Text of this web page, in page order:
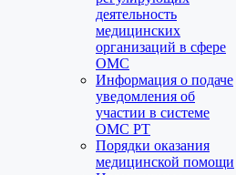
деятельность
медицинских
организаций в сфере
ОМС
Информация о подаче
уведомления об
участии в системе
ОМС РТ
Порядки оказания
медицинской помощи